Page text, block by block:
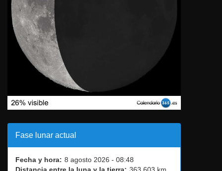
Fase lunar actual
Fecha y hora: 8 agosto 2026 - 08:48